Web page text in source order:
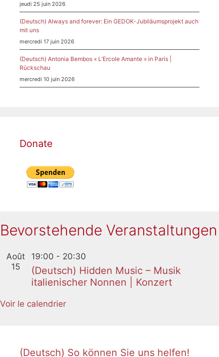
jeudi 25 juin 2026
(Deutsch) Always and forever: Ein GEDOK-Jubiläumsprojekt auch
mit uns
mercredi 17 juin 2026
(Deutsch) Antonia Bembos « L’Ercole Amante » in Paris |
Rückschau
mercredi 10 juin 2026
Donate
Bevorstehende Veranstaltungen
Août
15
19:00 - 20:30
(Deutsch) Hidden Music – Musik
italienischer Nonnen | Konzert
Voir le calendrier
(Deutsch) So können Sie uns helfen!